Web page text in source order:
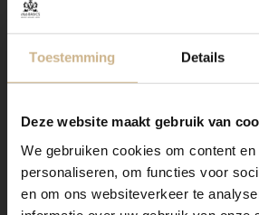
Toestemming Details
Deze website maakt gebruik van
We gebruiken cookies om content
personaliseren, om functies voor
en om ons websiteverkeer te
Dit meubel
jouw wensen? Zo